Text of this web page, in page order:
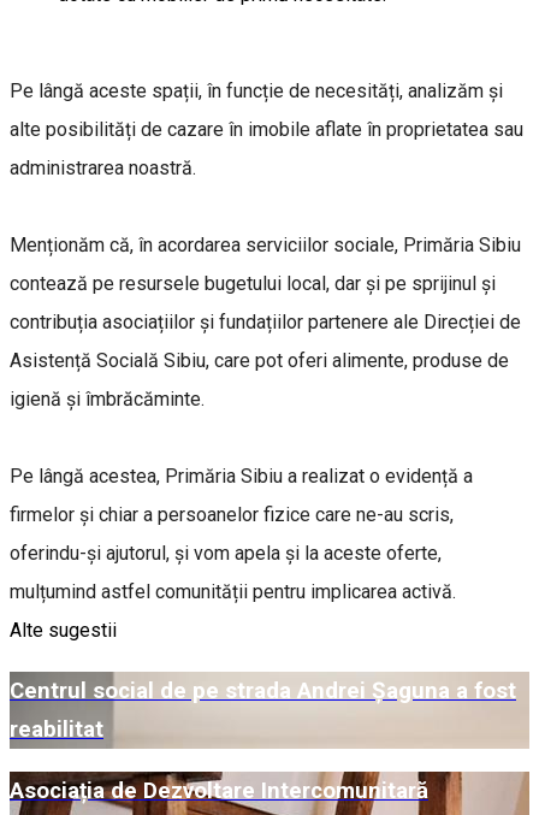
Pe lângă aceste spații, în funcție de necesități, analizăm și
alte posibilități de cazare în imobile aflate în proprietatea sau
administrarea noastră.
Menționăm că, în acordarea serviciilor sociale, Primăria Sibiu
contează pe resursele bugetului local, dar și pe sprijinul și
contribuția asociațiilor și fundațiilor partenere ale Direcției de
Asistență Socială Sibiu, care pot oferi alimente, produse de
igienă și îmbrăcăminte.
Pe lângă acestea, Primăria Sibiu a realizat o evidență a
firmelor și chiar a persoanelor fizice care ne-au scris,
oferindu-și ajutorul, și vom apela și la aceste oferte,
mulțumind astfel comunității pentru implicarea activă.
Alte sugestii
Centrul social de pe strada Andrei Șaguna a fost
reabilitat
Asociația de Dezvoltare Intercomunitară